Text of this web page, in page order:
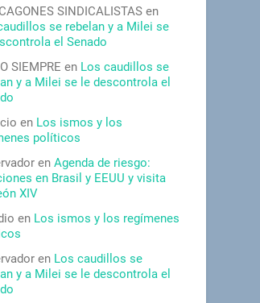
SINDICALISTAS en
se rebelan y a Milei se
el Senado
SIEMPRE en Los caudillos se
y a Milei se le descontrola el
en Los ismos y los
políticos
enAgenda de riesgo:
en Brasil y EEUU y visita
XIV
en Los ismos y los regímenes
en Los caudillos se
y a Milei se le descontrola el